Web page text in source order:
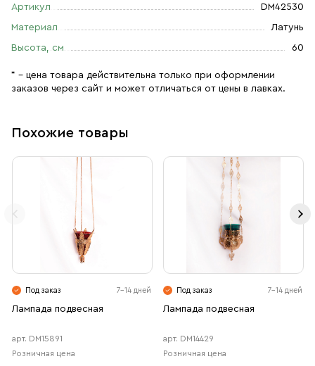
Артикул DM42530
Материал Латунь
Высота, см 60
* – цена товара действительна только при оформлении
заказов через сайт и может отличаться от цены в лавках.
Похожие товары
Под заказ 7-14 дней
Лампада подвесная
арт. DM15891
Розничная цена
Под заказ 7-14 дней
Лампада подвесная
арт. DM14429
Розничная цена